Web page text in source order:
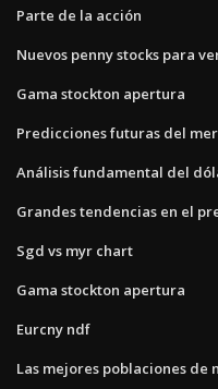
Parte de la acción
Nuevos penny stocks para
Gama stockton apertura
Predicciones futuras del
Análisis fundamental del
Grandes tendencias en el
Sgd vs myr chart
Gama stockton apertura
Eurcny ndf
Las mejores poblaciones de